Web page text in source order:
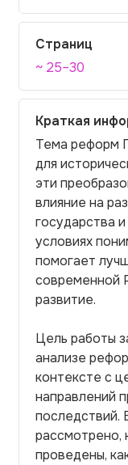
Страниц
~ 25–30
Краткая
Тема реформ
для
эти
влияние на
государства
условиях
помогает
современной
развитие.
Цель работы
анализе
контексте с
направлений
последствий.
рассмотрено,
проведены,